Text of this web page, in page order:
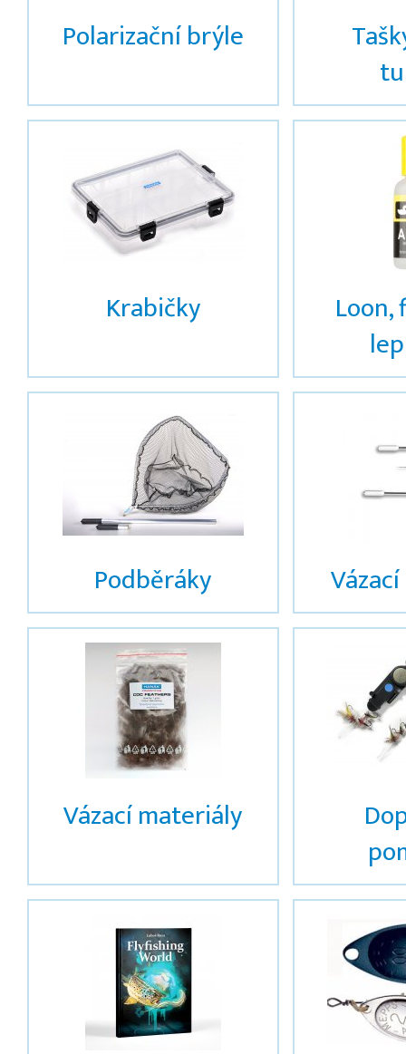
Polarizační brýle
Krabičky
Podběráky
Vázací materiály